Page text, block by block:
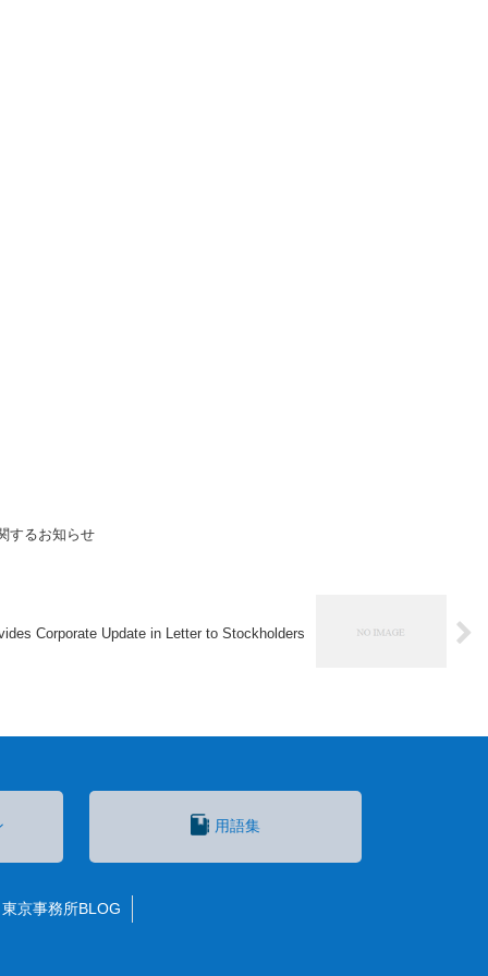
するお知らせ
Corporate Update in Letter to Stockholders
用語集
東京事務所BLOG